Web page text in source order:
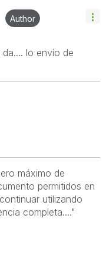
Author
lo envío de
máximo de
permitidos en
utilizando
completa...."